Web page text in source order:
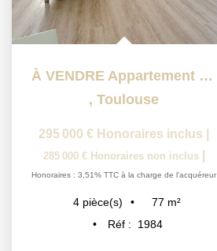
À VENDRE Appartement 4 pièces entièrement rénové -...
, Toulouse
295 000 € Honoraires inclus
285 000 € Honoraires non inclus
Honoraires : 3,51% TTC à la charge de l'acquéreur
4 pièce(s) 77 m²
Réf :
1984